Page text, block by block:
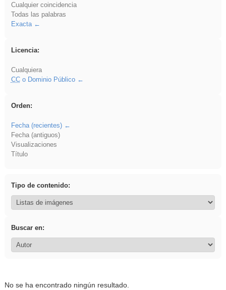
Cualquier coincidencia
Todas las palabras
Exacta
Licencia:
Cualquiera
CCo Dominio Público
Orden:
Fecha (recientes)
Fecha (antiguos)
Visualizaciones
Título
Tipo de contenido:
Buscar en:
No se ha encontrado ningún resultado.